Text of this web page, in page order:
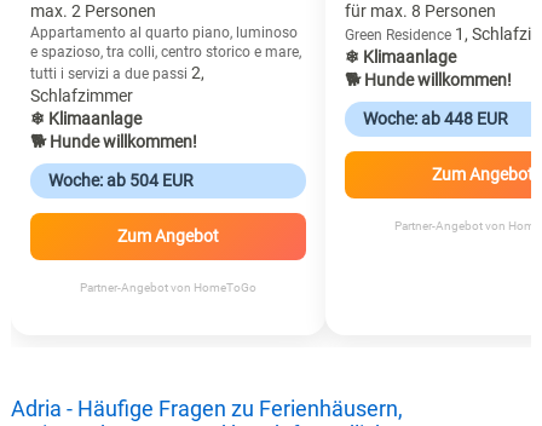
max. 2 Personen
Appartamento al quarto piano, luminoso
e spazioso, tra colli, centro storico e mare,
tutti i servizi a due passi 2,
Schlafzimmer
❄ Klimaanlage
🐕 Hunde willkommen!
Woche: ab 504 EUR
Zum Angebot
Partner-Angebot von HomeToGo
für max. 8 Personen
Green Residence1,
❄ Klimaanlage
🐕 Hunde willkommen!
Woche: ab 448 EUR
Zum Angebot
Partner-Angebot von
Adria - Häufige Fragen zu Ferienhäusern,